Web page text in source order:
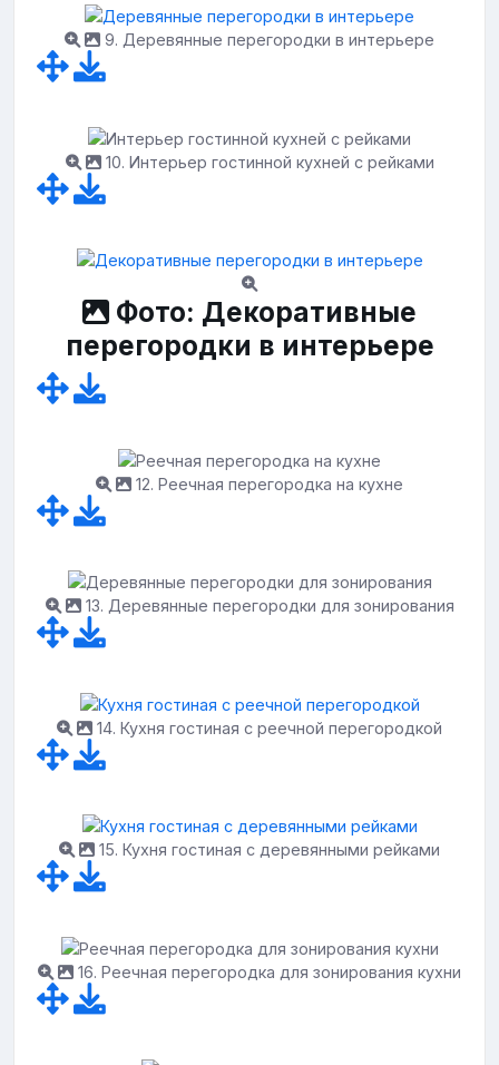
9. Деревянные перегородки в интерьере
10. Интерьер гостинной кухней с рейками
Фото: Декоративные
перегородки в интерьере
12. Реечная перегородка на кухне
13. Деревянные перегородки для зонирования
14. Кухня гостиная с реечной перегородкой
15. Кухня гостиная с деревянными рейками
16. Реечная перегородка для зонирования кухни